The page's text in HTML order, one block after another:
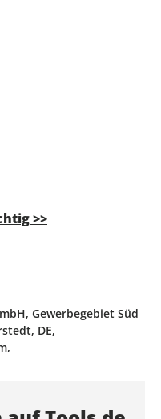
>>
Gewerbegebiet Süd
DE,